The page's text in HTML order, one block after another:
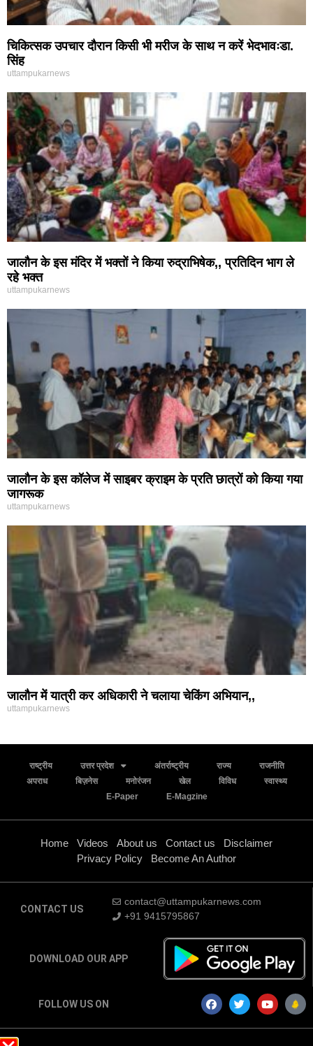
चिकित्सक उपचार दौरान किसी भी मरीज के साथ न करें भेदभावःडा.
सिंह
uttampukarnews
जालौन के इस मंदिर में भक्तों ने किया रुद्राभिषेक,, प्रतिदिन भाग ले
रहे भक्त
uttampukarnews
जालौन के इस कॉलेज में साइबर क्राइम के प्रति छात्रों को किया गया
जागरूक
uttampukarnews
जालौन में यात्री कर अधिकारी ने चलाया चेकिंग अभियान,,
uttampukarnews
राष्ट्रीय उत्तर प्रदेश अंतर्राष्ट्रीय राज्य
राजनीति
अपराध
बिज़नेस मनोरंजन खेल विविध
स्वास्थ्य
E-Paper
E-Magzine
Home Videos About us Contact us
Disclaimer
Privacy Policy
Become An Author
CONTACT US
contact@uttampukarnews.com
+91 9415795867
DOWNLOAD OUR APP
FOLLOW US ON